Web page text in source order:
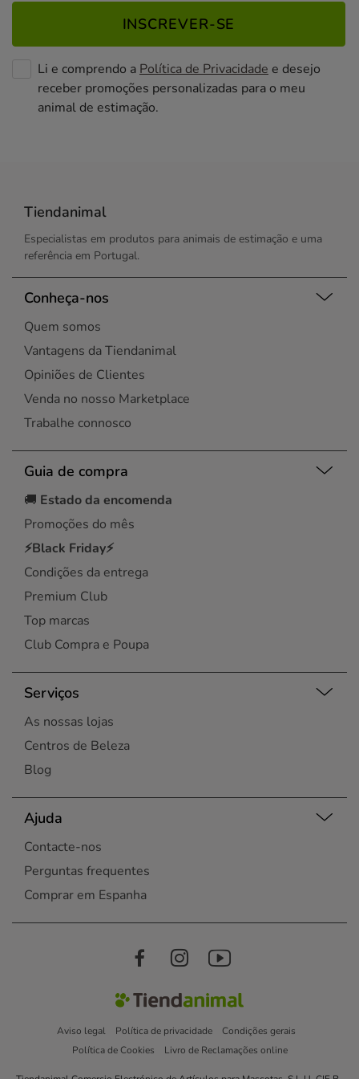
INSCREVER-SE
Li e comprendo a Política de Privacidade e desejo
receber promoções personalizadas para o meu
animal de estimação.
Tiendanimal
Especialistas em produtos para animais de estimação e uma
referência em Portugal.
Conheça-nos
Quem somos
Vantagens da Tiendanimal
Opiniões de Clientes
Venda no nosso Marketplace
Trabalhe connosco
Guia de compra
🚚 Estado da encomenda
Promoções do mês
⚡Black Friday⚡
Condições da entrega
Premium Club
Top marcas
Club Compra e Poupa
Serviços
As nossas lojas
Centros de Beleza
Blog
Ajuda
Contacte-nos
Perguntas frequentes
Comprar em Espanha
Aviso legal Política de privacidade
Condições gerais
Política de Cookies
Livro de Reclamações online